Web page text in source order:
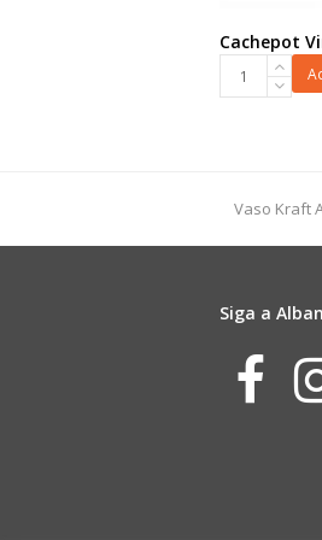
Cachepot
Cachepot
quantidade
previous
Vaso Kraft
Siga a